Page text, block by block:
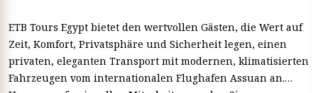
ETB Tours Egypt bietet den wertvollen Gästen, die Wert auf
Zeit, Komfort, Privatsphäre und Sicherheit legen, einen
privaten, eleganten Transport mit modernen, klimatisierten
Fahrzeugen vom internationalen Flughafen Assuan an.